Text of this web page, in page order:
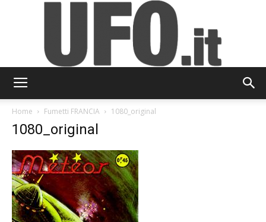
Home Fumetti FRANCIA 1080_original
1080_original